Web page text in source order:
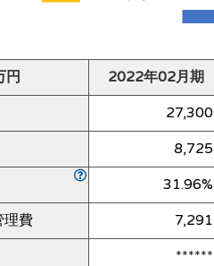
円 2022年02月期
27,300
8,725
31.96%
理費
7,291
******